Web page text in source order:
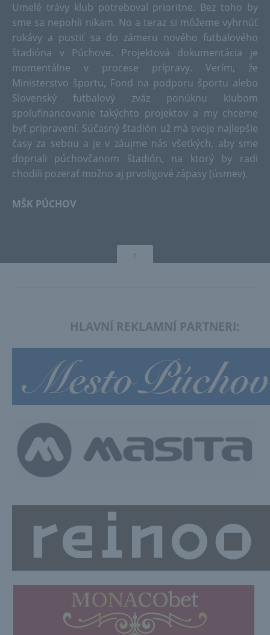
Umelé trávy klub potreboval prioritne. Bez toho by
sme sa nepohli nikam. No a teraz si môžeme vyhrnúť
rukávy a pustiť sa do zámeru nového futbalového
štadióna v Púchove. Projektová dokumentácia je
momentálne v procese prípravy. Verím, že
Ministerstvo športu, Fond na podporu športu alebo
Slovenský futbalový zväz ponúknu klubom
spolufinancovanie takýchto projektov a my chceme
byť pripravení. Súčasný štadión už má svoje najlepšie
časy za sebou a je v záujme nás všetkých, aby sme
dopriali púchovčanom štadión, na ktorý by radi
chodili pozerať možno aj prvoligové zápasy (úsmev).
MŠK PÚCHOV
↑
HLAVNÍ REKLAMNÍ PARTNERI: